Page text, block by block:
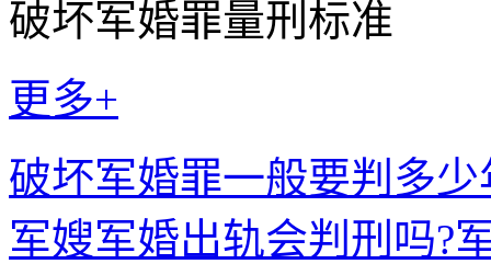
破坏军婚罪量刑标准
更多+
破坏军婚罪一般要判多少
军嫂军婚出轨会判刑吗?